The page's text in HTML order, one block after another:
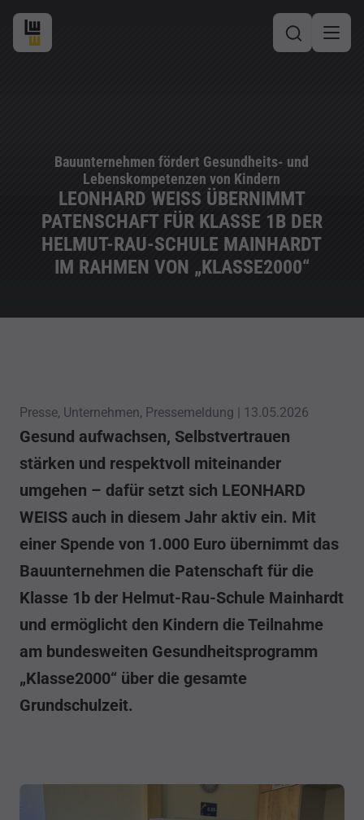
Bauunternehmen fördert Gesundheits- und
Lebenskompetenzen von Kindern
LEONHARD WEISS ÜBERNIMMT
PATENSCHAFT FÜR KLASSE 1B DER
HELMUT-RAU-SCHULE MAINHARDT
IM RAHMEN VON „KLASSE2000“
Presse, Unternehmen, Pressemeldung | 13.05.2026
Gesund aufwachsen, Selbstvertrauen
stärken und respektvoll miteinander
umgehen – dafür setzt sich LEONHARD
WEISS auch in diesem Jahr aktiv ein. Mit
einer Spende von 1.000 Euro übernimmt das
Bauunternehmen die Patenschaft für die
Klasse 1b der Helmut-Rau-Schule Mainhardt
und ermöglicht den Kindern die Teilnahme
am bundesweiten Gesundheitsprogramm
„Klasse2000“ über die gesamte
Grundschulzeit.